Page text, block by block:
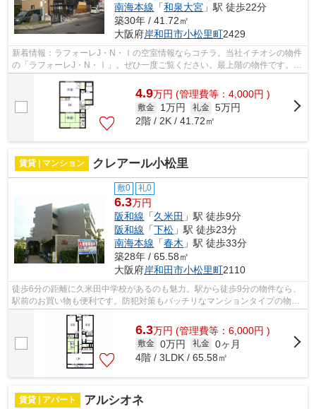
南海本線 「和泉大宮 」駅 徒歩22分
築30年 / 41.72㎡
大阪府岸和田市小松里町2429
新着情報：ラフォーレJ・N・Ⅰの空室情報ならコチラ。当社イチオシの物件
の「ラフォーレJ・N・Ⅰ」。ぜひ一度ご覧ください。最上階の物件です。駅
近くに立地する物件で、徒歩12分程でア...
4.9万円 (管理費等：4,000円 )
敷金 1万円 礼金 5万円
2階 / 2K / 41.72㎡
賃貸 | マンション クレアール小松里
敷0 礼0
6.3万円
阪和線 「久米田 」駅 徒歩9分
阪和線 「下松 」駅 徒歩23分
南海本線 「春木 」駅 徒歩33分
築28年 / 65.58㎡
大阪府岸和田市小松里町2110
徒歩6分の距離に久米田中学校があるのも魅力。駅から徒歩9分の物件なら、
駅前のお買い物も便利です。防犯対策もバッチリなマンションタイプの物件
です。最上階の物件です。当社スタッ...
6.3万円 (管理費等：6,000円 )
敷金 0万円 礼金 0ヶ月
4階 / 3LDK / 65.58㎡
賃貸 | アパート アルシオネ